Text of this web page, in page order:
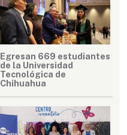
Egresan 669 estudiantes
de la Universidad
Tecnológica de
Chihuahua